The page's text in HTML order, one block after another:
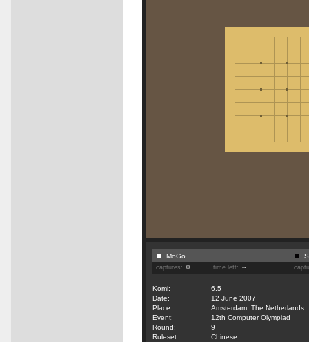
MoGo
captures: 0 time left: --
Komi:
6.5
Date:
12 June 2007
Place:
Amsterdam, The Netherlands
Event:
12th Computer Olympiad
Round:
9
Ruleset:
Chinese